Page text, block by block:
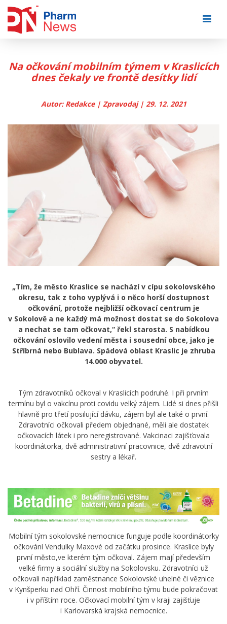
Na očkování mobilním týmem v Kraslicích
dnes čekaly ve frontě desítky lidí
Autor: Redakce | Zpravodaj | 29. 12. 2021
„Tím, že město Kraslice se nachází v cípu sokolovského
okresu, tak z toho vyplývá i o něco horší dostupnost
očkování, protože nejbližší očkovací centrum je
v Sokolově a ne každý má možnost dostat se do Sokolova
a nechat se tam očkovat,“ řekl starosta. S nabídkou
očkování oslovilo vedení města i sousední obce, jako je
Stříbrná nebo Bublava. Spádová oblast Kraslic je zhruba
14.000 obyvatel.
Tým zdravotníků očkoval v Kraslicích podruhé. I při prvním
termínu byl o vakcínu proti covidu velký zájem. Lidé si dnes přišli
hlavně pro třetí posilující dávku, zájem byl ale také o první.
Zdravotníci očkovali předem objednané, měli ale dostatek
očkovacích látek i pro neregistrované. Vakcinaci zajišťovala
koordinátorka, dvě administrativní pracovnice, dvě zdravotní
sestry a lékař.
Mobilní tým sokolovské nemocnice funguje podle koordinátorky
očkování Vendulky Maxové od začátku prosince. Kraslice byly
první město,ve kterém tým očkoval. Zájem mají především
velké firmy a sociální služby na Sokolovsku. Zdravotníci už
očkovali například zaměstnance Sokolovské uhelné či věznice
v Kynšperku nad Ohří. Činnost mobilního týmu bude pokračovat
i v příštím roce. Očkovací mobilní tým v kraji zajišťuje
i Karlovarská krajská nemocnice.